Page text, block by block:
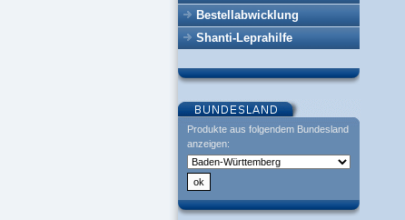
Bestellabwicklung
Shanti-Leprahilfe
Produkte aus folgendem Bundesland
anzeigen: